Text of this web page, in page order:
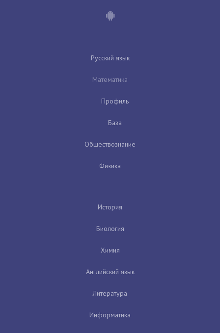
Русский язык
Математика
Профиль
База
Обществознание
Физика
История
Биология
Химия
Английский язык
Литература
Информатика